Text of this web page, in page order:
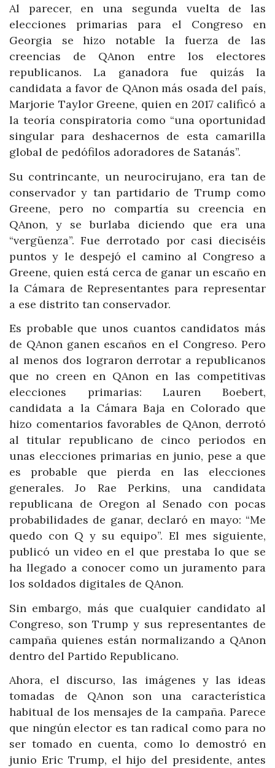
Al parecer, en una segunda vuelta de las
elecciones primarias para el Congreso en
Georgia se hizo notable la fuerza de las
creencias de QAnon entre los electores
republicanos. La ganadora fue quizás la
candidata a favor de QAnon más osada del país,
Marjorie Taylor Greene, quien en 2017 calificó a
la teoría conspiratoria como “una oportunidad
singular para deshacernos de esta camarilla
global de pedófilos adoradores de Satanás”.
Su contrincante, un neurocirujano, era tan de
conservador y tan partidario de Trump como
Greene, pero no compartía su creencia en
QAnon, y se burlaba diciendo que era una
“vergüenza”. Fue derrotado por casi dieciséis
puntos y le despejó el camino al Congreso a
Greene, quien está cerca de ganar un escaño en
la Cámara de Representantes para representar
a ese distrito tan conservador.
Es probable que unos cuantos candidatos más
de QAnon ganen escaños en el Congreso. Pero
al menos dos lograron derrotar a republicanos
que no creen en QAnon en las competitivas
elecciones primarias: Lauren Boebert,
candidata a la Cámara Baja en Colorado que
hizo comentarios favorables de QAnon, derrotó
al titular republicano de cinco periodos en
unas elecciones primarias en junio, pese a que
es probable que pierda en las elecciones
generales. Jo Rae Perkins, una candidata
republicana de Oregon al Senado con pocas
probabilidades de ganar, declaró en mayo: “Me
quedo con Q y su equipo”. El mes siguiente,
publicó un video en el que prestaba lo que se
ha llegado a conocer como un juramento para
los soldados digitales de QAnon.
Sin embargo, más que cualquier candidato al
Congreso, son Trump y sus representantes de
campaña quienes están normalizando a QAnon
dentro del Partido Republicano.
Ahora, el discurso, las imágenes y las ideas
tomadas de QAnon son una característica
habitual de los mensajes de la campaña. Parece
que ningún elector es tan radical como para no
ser tomado en cuenta, como lo demostró en
junio Eric Trump, el hijo del presidente, antes